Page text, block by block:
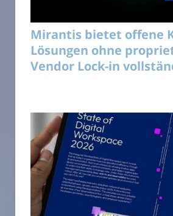
Mirantis bietet offene
Lösungen ohne
Vendor Lock-in